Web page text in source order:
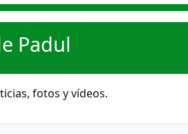
Padul
fotos y vídeos.